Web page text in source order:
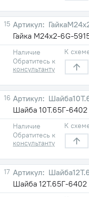
15
Гайка М24х2-6G-
Наличие
Обратитесь к
консультанту
К
16
Шайба 10Т.65Г-6402
Наличие
Обратитесь к
консультанту
К
17
Шайба 12Т.65Г-6402